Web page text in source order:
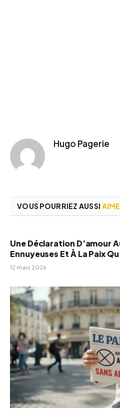
Hugo Pagerie
VOUS POURRIEZ AUSSI
Une Déclaration D’amour
Ennuyeuses Et À La Paix
12 mars 2026